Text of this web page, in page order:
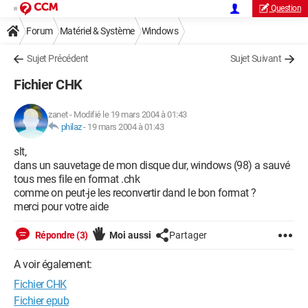
Question
Forum Matériel & Système Windows
Sujet Précédent Sujet Suivant
Fichier CHK
zanet- Modifié le 19 mars 2004 à 01:43
philaz- 19 mars 2004 à 01:43
slt,
dans un sauvetage de mon disque dur, windows (98) a sauvé
tous mes file en format .chk
comme on peut-je les reconvertir dand le bon format ?
merci pour votre aide
Répondre (3) Moi aussi Partager
A voir également:
Fichier CHK
Fichier epub